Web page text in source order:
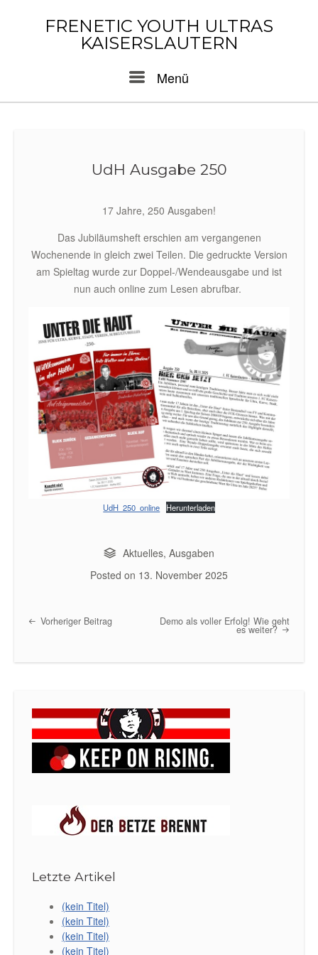
FRENETIC YOUTH ULTRAS
KAISERSLAUTERN
Menü
UdH Ausgabe 250
17 Jahre, 250 Ausgaben!
Das Jubiläumsheft erschien am vergangenen
Wochenende in gleich zwei Teilen. Die gedruckte Version
am Spieltag wurde zur Doppel-/Wendeausgabe und ist
nun auch online zum Lesen abrufbar.
UdH_250_online Herunterladen
Aktuelles, Ausgaben
Posted on 13. November 2025
Post navigation
Vorheriger Beitrag Demo als voller Erfolg! Wie geht
es weiter?
Letzte Artikel
(kein Titel)
(kein Titel)
(kein Titel)
(kein Titel)